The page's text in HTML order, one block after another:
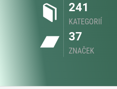
241
KATEGORIÍ
37
ZNAČEK